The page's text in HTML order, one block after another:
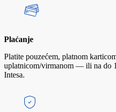
Plaćanje
Platite pouzećem, platnom
uplatnicom/virmanom — ili na do
Intesa.